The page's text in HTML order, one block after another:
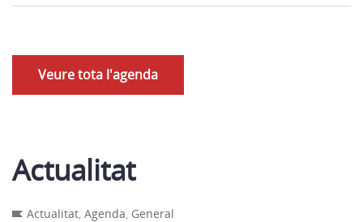
Veure tota l'agenda
Actualitat
Actualitat, Agenda, General